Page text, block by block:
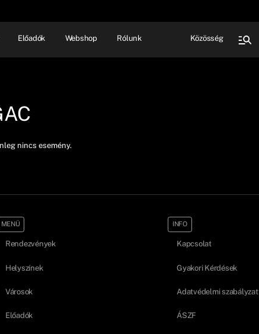
Előadók Webshop Rólunk Közösség
nincs esemény.
MENÜ
Rendezvények
Helyszínek
Városok
Előadók
INFO
Kapcsolat
Gyakori Kérdések
Adatvédelmi szabályzat
ÁSZF